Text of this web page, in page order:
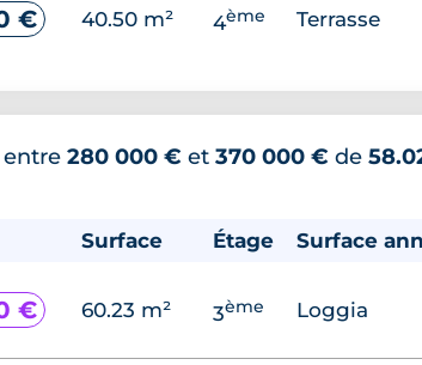
€ 40.50 m² 4ème Terrasse
entre 280 000 € et 370 000 € de
Surface Étage Surface
€ 60.23 m² 3ème Loggia